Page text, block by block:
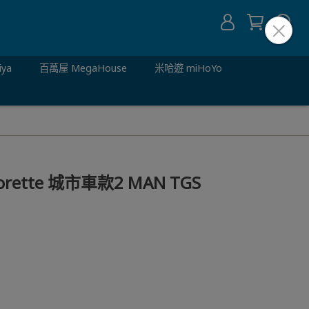
百萬屋 MegaHouse 米哈遊 miHoYo
城市車款2 MAN TGS